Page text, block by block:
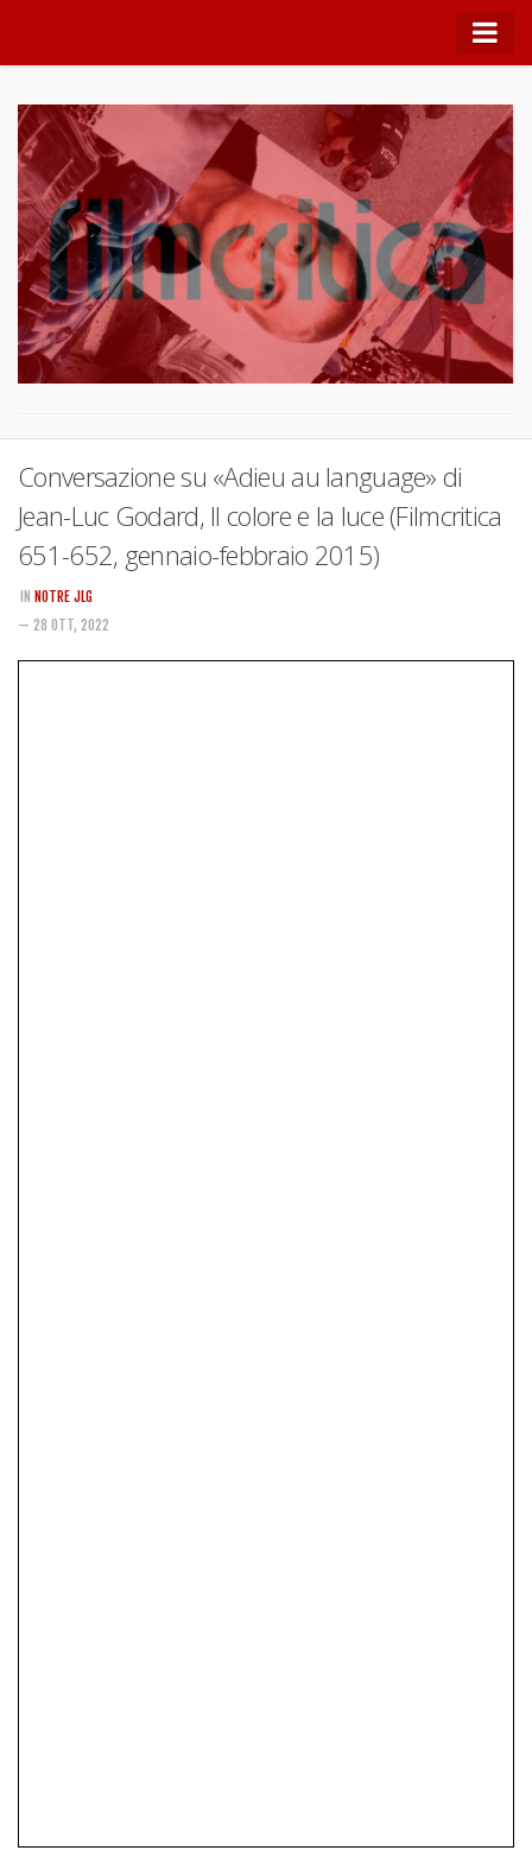
Quei Nostri Incontri
Lo spazio cinematografico di Alessandro Cappabianca
Note di teoria
Film di tendenza
Festival
Filmologia
Lo spettatore critico
Panfocus
Rivista
Copertine
Come eravamo
Mnemosyne
Conversazione su «Adieu au language» di
Jean-Luc Godard, Il colore e la luce (Filmcritica
651-652, gennaio-febbraio 2015)
IN NOTRE JLG
— 28 OTT, 2022